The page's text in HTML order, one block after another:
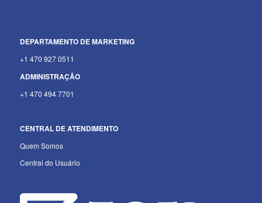
DEPARTAMENTO DE MARKETING
+1 470 927 0511
ADMINISTRAÇÃO
+1 470 494 7701
CENTRAL DE ATENDIMENTO
Quem Somos
Central do Usuário